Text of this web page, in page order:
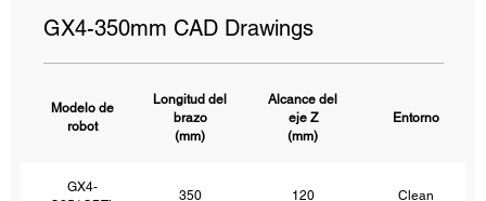
GX4-350mm CAD Drawings
Modelo de
robot
Longitud del
brazo
(mm)
Alcance del
eje Z
(mm)
Entorno
GX4-
350 120 Clean